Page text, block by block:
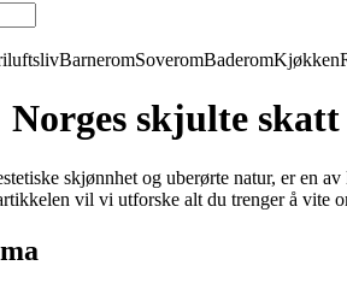
BarneromSoveromBaderomKjøkken
skjulte skatt
skjønnhet og uberørte natur, er en
vil vi utforske alt du trenger å vite